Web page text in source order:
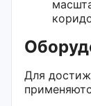
Для